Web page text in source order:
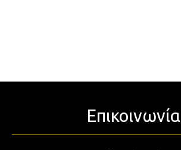
Επικοινωνία